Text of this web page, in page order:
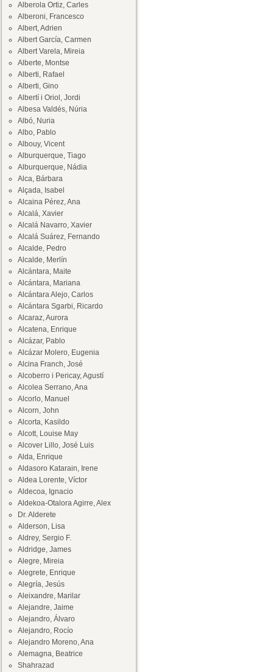
Alberola Ortiz, Carles
Alberoni, Francesco
Albert, Adrien
Albert García, Carmen
Albert Varela, Mireia
Alberte, Montse
Alberti, Rafael
Alberti, Gino
Albertí i Oriol, Jordi
Albesa Valdés, Núria
Albó, Nuria
Albo, Pablo
Albouy, Vicent
Alburquerque, Tiago
Alburquerque, Nádia
Alca, Bárbara
Alçada, Isabel
Alcaina Pérez, Ana
Alcalá, Xavier
Alcalá Navarro, Xavier
Alcalá Suárez, Fernando
Alcalde, Pedro
Alcalde, Merlín
Alcántara, Maite
Alcántara, Mariana
Alcántara Alejo, Carlos
Alcántara Sgarbi, Ricardo
Alcaraz, Aurora
Alcatena, Enrique
Alcázar, Pablo
Alcázar Molero, Eugenia
Alcina Franch, José
Alcoberro i Pericay, Agustí
Alcolea Serrano, Ana
Alcorlo, Manuel
Alcorn, John
Alcorta, Kasildo
Alcott, Louise May
Alcover Lillo, José Luis
Alda, Enrique
Aldasoro Katarain, Irene
Aldea Lorente, Víctor
Aldecoa, Ignacio
Aldekoa-Otalora Agirre, Alex
Dr. Alderete
Alderson, Lisa
Aldrey, Sergio F.
Aldridge, James
Alegre, Mireia
Alegrete, Enrique
Alegría, Jesús
Aleixandre, Marilar
Alejandre, Jaime
Alejandro, Álvaro
Alejandro, Rocío
Alejandro Moreno, Ana
Alemagna, Beatrice
Shahrazad